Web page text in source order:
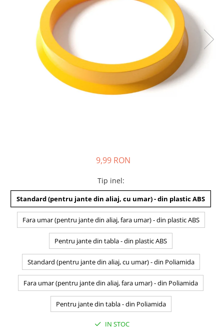
9,99 RON
Tip inel:
Standard (pentru jante din aliaj, cu umar) - din plastic ABS
Fara umar (pentru jante din aliaj, fara umar) - din plastic ABS
Pentru jante din tabla - din plastic ABS
Standard (pentru jante din aliaj, cu umar) - din Poliamida
Fara umar (pentru jante din aliaj, fara umar) - din Poliamida
Pentru jante din tabla - din Poliamida
IN STOC